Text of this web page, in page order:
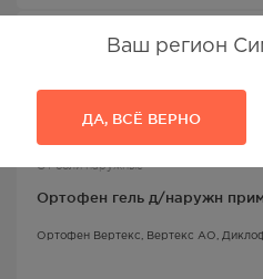
Ваш регион
ДА, ВСЁ ВЕРНО
От боли наружные
Ортофен гель д/наружн
Ортофен Вертекс , Вертекс АО,